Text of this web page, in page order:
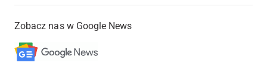
Zobacz nas w Google News